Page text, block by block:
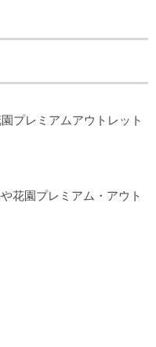
プレミアムアウトレット
花園プレミアム・アウト